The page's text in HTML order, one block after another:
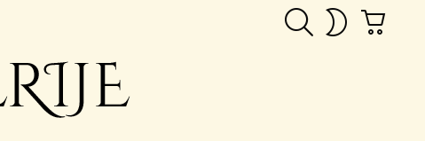
PRETRAGASWITCH
SKIN